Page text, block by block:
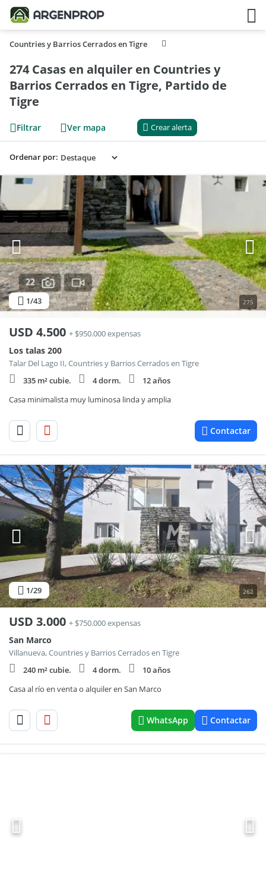
Countries y Barrios Cerrados en Tigre
274 Casas en alquiler en Countries y
Barrios Cerrados en Tigre, Partido de
Tigre
Filtrar Ver mapa Crear alerta
Ordenar por:
1/43 275
USD 4.500 + $950.000 expensas
Los talas 200
Talar Del Lago II, Countries y Barrios Cerrados en Tigre
335 m² cubie.
4 dorm.
12 años
Casa minimalista muy luminosa linda y amplia
Contactar
1/29 262
USD 3.000 + $750.000 expensas
San Marco
Villanueva, Countries y Barrios Cerrados en Tigre
240 m² cubie.
4 dorm.
10 años
Casa al río en venta o alquiler en San Marco
WhatsApp Contactar